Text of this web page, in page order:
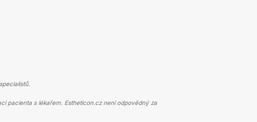
pacienta s lékařem. Estheticon.cz není odpovědný za